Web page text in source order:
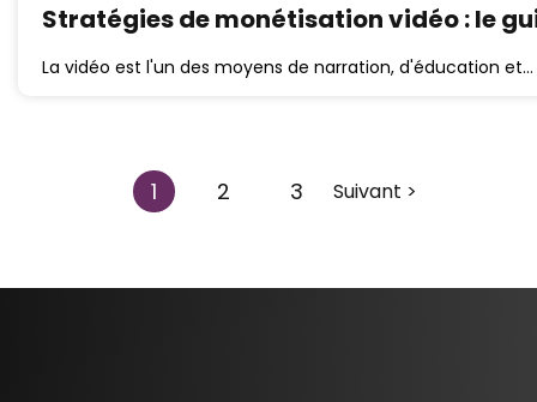
Stratégies de monétisation vidéo : le
La vidéo est l'un des moyens de narration, d'éducation et…
1 2 3 Suivant >